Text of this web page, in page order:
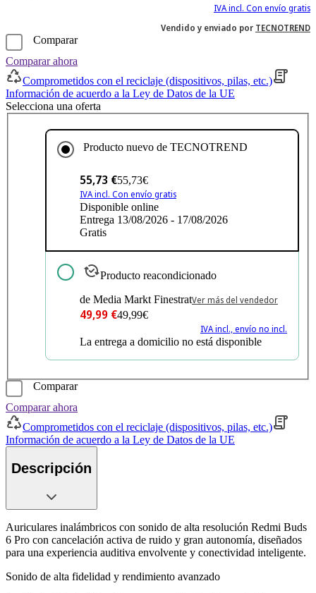
IVA incl. Con envío gratis
Vendido y enviado por TECNOTREND
Comparar
Comparar ahora
Comprometidos con el reciclaje (dispositivos, pilas, etc.)
Información de acuerdo a la Ley de Datos de la UE
Selecciona una oferta
Producto nuevo de TECNOTREND
55,73 €55,73€
IVA incl. Con envío gratis
Disponible online
Entrega 13/08/2026 - 17/08/2026
Gratis
Producto reacondicionado
de Media Markt FinestratVer más del vendedor
49,99 €49,99€
IVA incl., envío no incl.
La entrega a domicilio no está disponible
Comparar
Comparar ahora
Comprometidos con el reciclaje (dispositivos, pilas, etc.)
Información de acuerdo a la Ley de Datos de la UE
Descripción
Auriculares inalámbricos con sonido de alta resolución Redmi Buds
6 Pro con cancelación activa de ruido y gran autonomía, diseñados
para una experiencia auditiva envolvente y conectividad inteligente.
Sonido de alta fidelidad y rendimiento avanzado